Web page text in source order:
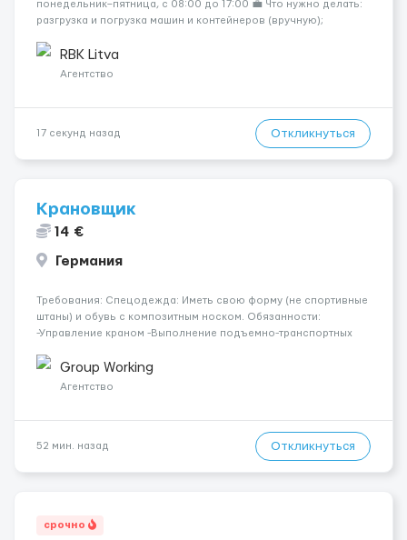
понедельник–пятница, с 08:00 до 17:00 💼 Что нужно делать:
разгрузка и погрузка машин и контейнеров (вручную);
выполнение других поручений заведующего складом. ✅
Требования: ...
RBK Litva
Агентство
17 секунд назад Откликнуться
Крановщик
14 €
Германия
Требования: Спецодежда: Иметь свою форму (не спортивные
штаны) и обувь с композитным носком. Обязанности:
-Управление краном -Выполнение подъемно-транспортных
инструкций по безопасности. -Опыт управления различными
типами кранов (моб...
Group Working
Агентство
52 мин. назад Откликнуться
срочно